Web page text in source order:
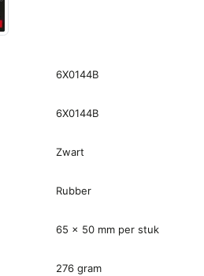
6X0144B
6X0144B
Zwart
Rubber
65 x 50 mm per stuk
276 gram